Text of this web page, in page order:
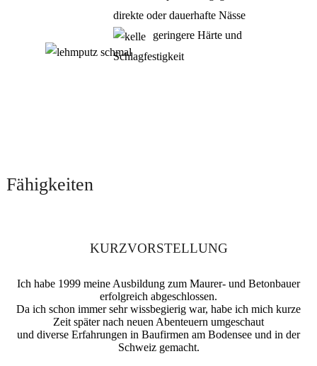
direkte oder dauerhafte Nässe
geringere Härte und
Schlagfestigkeit
Fähigkeiten
KURZVORSTELLUNG
Ich habe 1999 meine Ausbildung zum Maurer- und Betonbauer
erfolgreich abgeschlossen.
Da ich schon immer sehr wissbegierig war, habe ich mich kurze
Zeit später nach neuen Abenteuern umgeschaut
und diverse Erfahrungen in Baufirmen am Bodensee und in der
Schweiz gemacht.